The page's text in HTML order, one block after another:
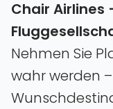
Chair Airlines
Nehmen Sie
wahr werden